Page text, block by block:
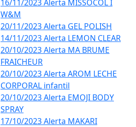
16/11/2023 Alerta MISSOCOL I
W&M
20/11/2023 Alerta GEL POLISH
14/11/2023 Alerta LEMON CLEAR
20/10/2023 Alerta MA BRUME
FRAICHEUR
20/10/2023 Alerta AROM LECHE
CORPORAL infantil
20/10/2023 Alerta EMOJI BODY
SPRAY
17/10/2023 Alerta MAKARI